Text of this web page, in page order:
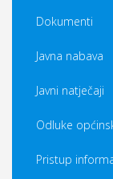
Dokumenti
Javna nabava
Javni natječaji
Odluke
Pristup